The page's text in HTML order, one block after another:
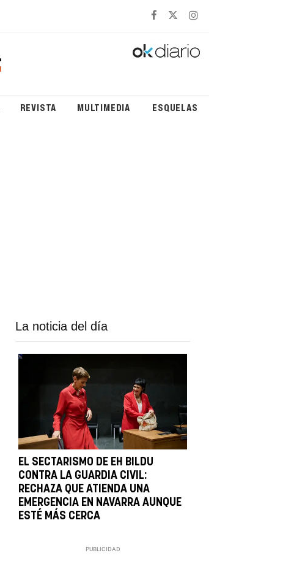
REVISTA MULTIMEDIA ESQUELAS
La noticia del día
EL SECTARISMO DE EH BILDU
CONTRA LA GUARDIA CIVIL:
RECHAZA QUE ATIENDA UNA
EMERGENCIA EN NAVARRA AUNQUE
ESTÉ MÁS CERCA